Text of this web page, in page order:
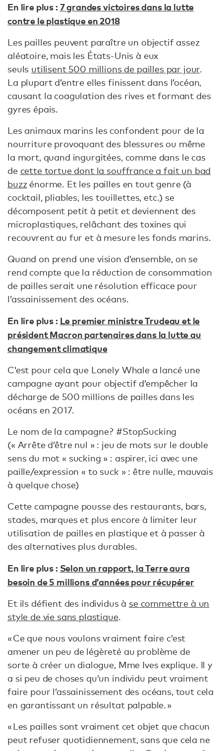
En lire plus :7 grandes victoires dans la lutte
contre le plastique en 2018
Les pailles peuvent paraître un objectif assez
aléatoire, mais les États-Unis à eux
seuls utilisent 500 millions de pailles par jour.
La plupart d’entre elles finissent dans l’océan,
causant la coagulation des rives et formant des
gyres épais.
Les animaux marins les confondent pour de la
nourriture provoquant des blessures ou même
la mort, quand ingurgitées, comme dans le cas
de cette tortue dont la souffrance a fait un bad
buzzénorme. Et les pailles en tout genre (à
cocktail, pliables, les touillettes, etc.) se
décomposent petit à petit et deviennent des
microplastiques, relâchant des toxines qui
recouvrent au fur et à mesure les fonds marins.
Quand on prend une vision d’ensemble, on se
rend compte que la réduction de consommation
de pailles serait une résolution efficace pour
l’assainissement des océans.
En lire plus : Le premier ministre Trudeau et le
président Macron partenaires dans la lutte au
changement climatique
C’est pour cela que Lonely Whale a lancé une
campagne ayant pour objectif d’empêcher la
décharge de 500 millions de pailles dans les
océans en 2017.
Le nom de la campagne ? #StopSucking
(« Arrête d’être nul » : jeu de mots sur le double
sens du mot « sucking » : aspirer, ici avec une
paille/expression « to suck » : être nulle, mauvais
à quelque chose)
Cette campagne pousse des restaurants, bars,
stades, marques et plus encore à limiter leur
utilisation de pailles en plastique et à passer à
des alternatives plus durables.
En lire plus : Selon un rapport, la Terre aura
besoin de 5 millions d’années pour récupérer
Et ils défient des individus à se commettre à un
style de vie sans plastique.
« Ce que nous voulons vraiment faire c’est
amener un peu de légèreté au problème de
sorte à créer un dialogue, Mme Ives explique. Il y
a si peu de choses qu’un individu peut vraiment
faire pour l’assainissement des océans, tout cela
en garantissant un résultat palpable. »
« Les pailles sont vraiment cet objet que chacun
peut refuser quotidiennement, sans que cela ne